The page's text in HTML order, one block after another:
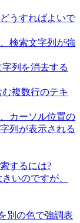
うすればよいで
検索文字列が強
列を消去する
複数行のテキ
カーソル位置の
列が表示される
するには?
いのですが、
別の色で強調表